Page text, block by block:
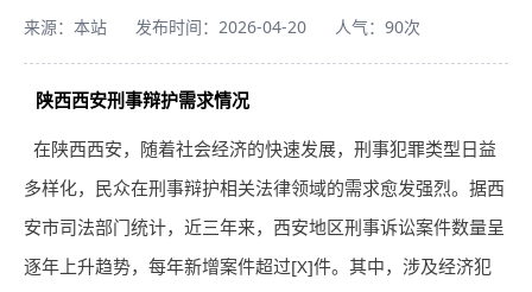
来源：本站 发布时间：2026-04-20 人气：90次
陕西西安刑事辩护需求情况
在陕西西安，随着社会经济的快速发展，刑事犯罪类型日益
多样化，民众在刑事辩护相关法律领域的需求愈发强烈。据西
安市司法部门统计，近三年来，西安地区刑事诉讼案件数量呈
逐年上升趋势，每年新增案件超过[X]件。其中，涉及经济犯